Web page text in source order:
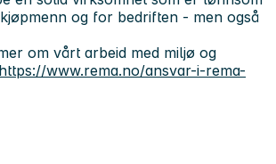
og for bedriften - men også
om vårt arbeid med miljø og
https://www.rema.no/ansvar-i-rema-